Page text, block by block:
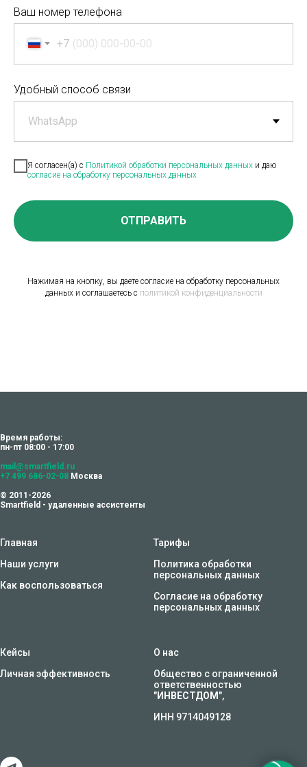
Ваш номер телефона
+7
Удобный способ связи
Я согласен(а) с Политикой обработки персональных данных и даю
согласие на обработку персональных данных
ОТПРАВИТЬ
Нажимая на кнопку, вы даете согласие на обработку персональных
данных и соглашаетесь c политикой конфиденциальности
Время работы:
пн-пт 08:00 - 17:00
mail@smartfield.ru
+7 499 686-02-08 Москва
© 2011-2026
Smartfield - удаленные ассистенты
Главная
Наши услуги
Как воспользоваться
Тарифы
Политика обработки
персональных данных
Согласие на обработку
персональных данных
Кейсы
Личная эффективность
О нас
Общество с ограниченной
ответственностью
"ИНВЕСТДОМ ",
ИНН 9714049128